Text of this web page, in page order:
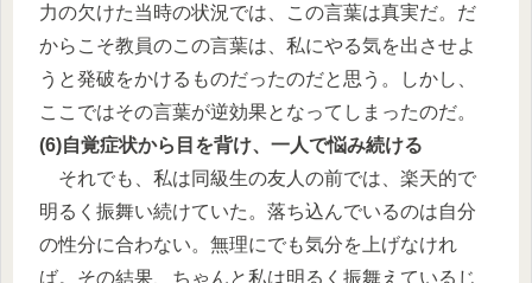
力の欠けた当時の状況では、この言葉は真実だ。だ
からこそ教員のこの言葉は、私にやる気を出させよ
うと発破をかけるものだったのだと思う。しかし、
ここではその言葉が逆効果となってしまったのだ。
(6)自覚症状から目を背け、一人で悩み続ける
それでも、私は同級生の友人の前では、楽天的で
明るく振舞い続けていた。落ち込んでいるのは自分
の性分に合わない。無理にでも気分を上げなけれ
ば。その結果、ちゃんと私は明るく振舞えているじ